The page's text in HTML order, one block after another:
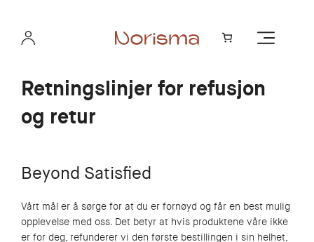
innhold
Retningslinjer for refusjon
og retur
Beyond Satisfied
Vårt mål er å sørge for at du er fornøyd og får en best mulig
opplevelse med oss. Det betyr at hvis produktene våre ikke
er for deg, refunderer vi den første bestillingen i sin helhet,